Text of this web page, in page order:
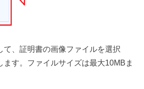
て、証明書の画像ファイルを選択
ます。ファイルサイズは最大10MBま